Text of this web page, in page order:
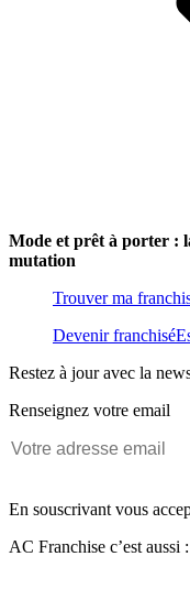
Mode et prêt à porter :
mutation
Trouver ma
Devenir franchisé
Restez à jour avec la
Renseignez votre email
En souscrivant vous
AC Franchise c’est aussi :